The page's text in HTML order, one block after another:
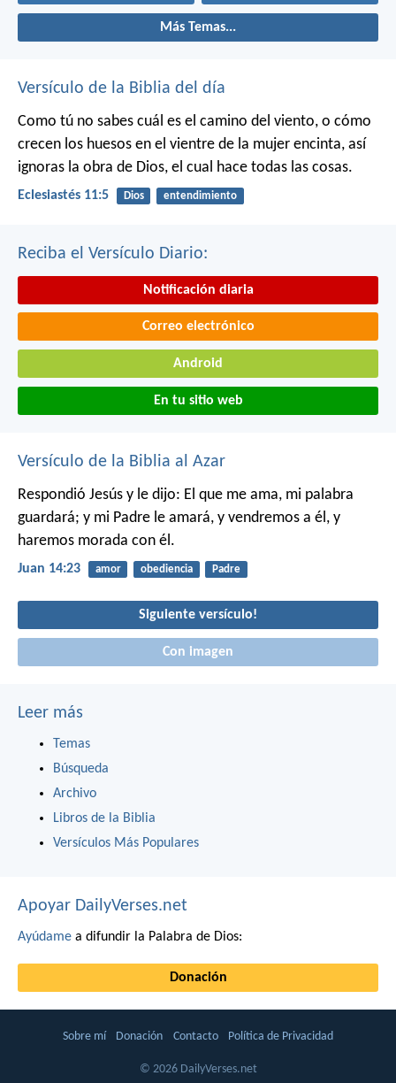
Más Temas...
Versículo de la Biblia del día
Como tú no sabes cuál es el camino del viento, o cómo
crecen los huesos en el vientre de la mujer encinta, así
ignoras la obra de Dios, el cual hace todas las cosas.
Eclesiastés 11:5 Dios entendimiento
Reciba el Versículo Diario:
Notificación diaria
Correo electrónico
Android
En tu sitio web
Versículo de la Biblia al Azar
Respondió Jesús y le dijo: El que me ama, mi palabra
guardará; y mi Padre le amará, y vendremos a él, y
haremos morada con él.
Juan 14:23 amor obediencia Padre
Siguiente versículo!
Con imagen
Leer más
Temas
Búsqueda
Archivo
Libros de la Biblia
Versículos Más Populares
Apoyar DailyVerses.net
Ayúdame a difundir la Palabra de Dios:
Donación
Sobre mí Donación Contacto Política de Privacidad
© 2026 DailyVerses.net